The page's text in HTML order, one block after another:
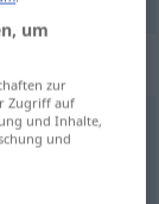
um
zur
Zugriff auf
und Inhalte,
und